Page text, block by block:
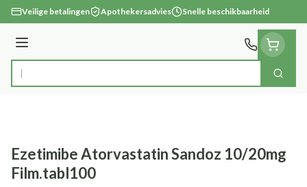
Ga naar de inhoud
Veilige betalingen Apothekersadvies Snelle beschikbaarheid
Menu
Product, merk, categorie... Zoek
Ezetimibe Atorvastatin Sandoz 10/20mg
Film.tabl100